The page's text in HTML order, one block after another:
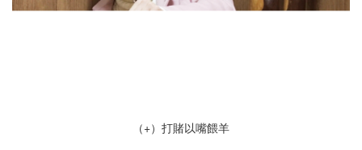
（+）打賭以嘴 餵 羊